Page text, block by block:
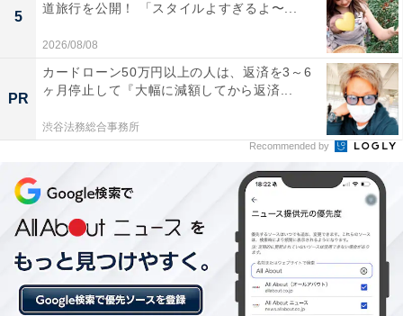
5
道旅行を公開！ 「スタイルよすぎるよ〜...
2026/08/08
PR
カードローン50万円以上の人は、返済を3～6
ヶ月停止して『大幅に減額してから返済...
渋谷法務総合事務所
Recommended by